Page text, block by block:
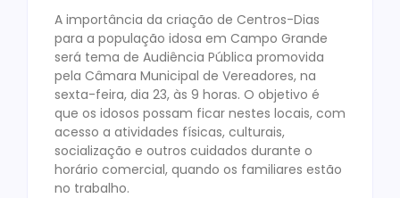
A importância da criação de Centros-Dias
para a população idosa em Campo Grande
será tema de Audiência Pública promovida
pela Câmara Municipal de Vereadores, na
sexta-feira, dia 23, às 9 horas. O objetivo é
que os idosos possam ficar nestes locais, com
acesso a atividades físicas, culturais,
socialização e outros cuidados durante o
horário comercial, quando os familiares estão
no trabalho.